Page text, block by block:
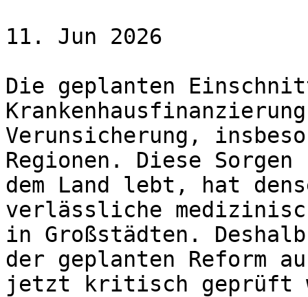
11. Jun 2026
Die geplanten
Verunsicherung,
Regionen. Diese
dem Land lebt, hat
verlässliche
in Großstädten.
der geplanten Reform
jetzt kritisch geprüft